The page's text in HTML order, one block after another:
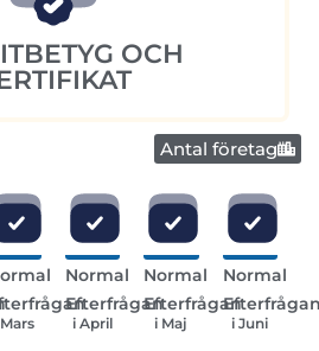
OCH
Antal företag
Normal
Efterfrågan
i April
Normal
Efterfrågan
i Maj
Normal
i Juni